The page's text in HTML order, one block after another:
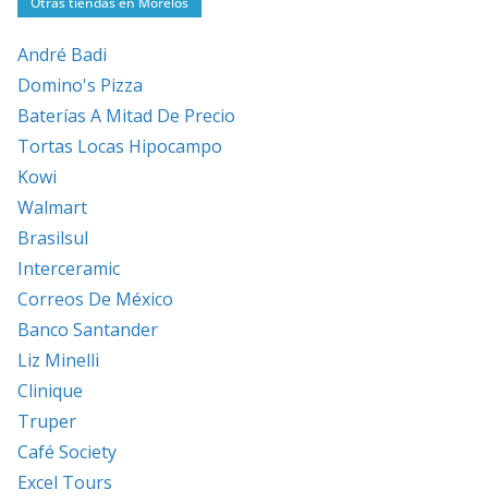
André Badi
Domino's Pizza
Baterías A Mitad De Precio
Tortas Locas Hipocampo
Kowi
Walmart
Brasilsul
Interceramic
Correos De México
Banco Santander
Liz Minelli
Clinique
Truper
Café Society
Excel Tours